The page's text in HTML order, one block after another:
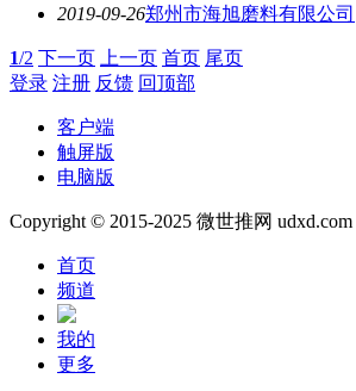
2019-09-26郑州市海旭磨料有限公司
1/2 下一页 上一页 首页 尾页
登录 注册 反馈 回顶部
客户端
触屏版
电脑版
Copyright © 2015-2025 微世推网
首页
频道
我的
更多